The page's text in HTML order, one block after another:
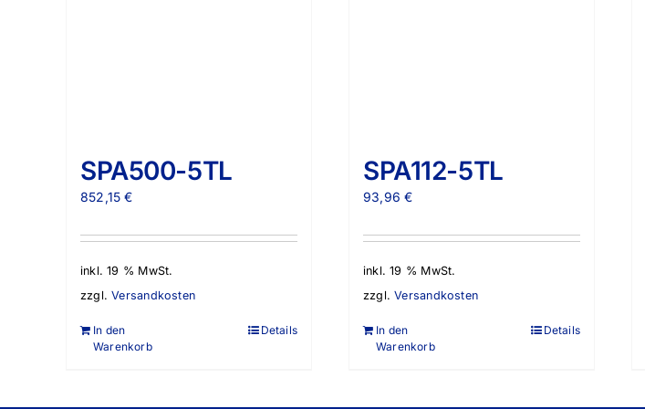
SPA500-5TL
852,15€
inkl. 19 % MwSt.
zzgl.Versandkosten
In den
Warenkorb
Details
SPA112-5TL
93,96€
inkl. 19 % MwSt.
zzgl.Versandkosten
In den
Warenkorb
Details